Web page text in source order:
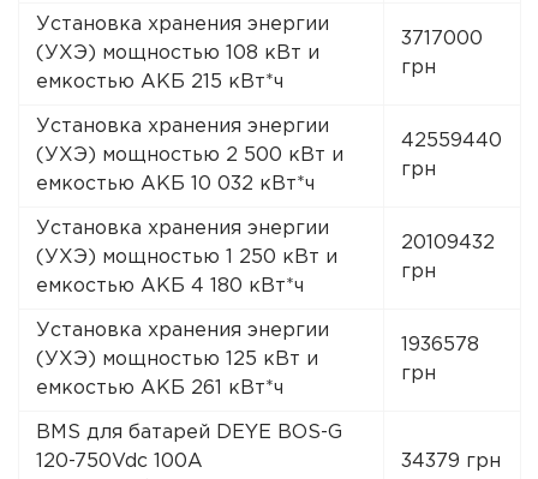
Установка хранения энергии
(УХЭ) мощностью 108 кВт и
емкостью АКБ 215 кВт*ч
3717000
грн
Установка хранения энергии
(УХЭ) мощностью 2 500 кВт и
емкостью АКБ 10 032 кВт*ч
42559440
грн
Установка хранения энергии
(УХЭ) мощностью 1 250 кВт и
емкостью АКБ 4 180 кВт*ч
20109432
грн
Установка хранения энергии
(УХЭ) мощностью 125 кВт и
емкостью АКБ 261 кВт*ч
1936578
грн
BMS для батарей DEYE BOS-G
120-750Vdc 100A
34379 грн